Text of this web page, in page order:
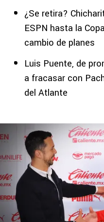
¿Se retira?
ESPN hasta la
cambio de planes
Luis Puente, de
a fracasar con
del Atlante